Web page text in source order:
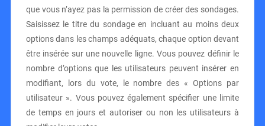
que vous n’ayez pas la permission de créer des sondages.
Saisissez le titre du sondage en incluant au moins deux
options dans les champs adéquats, chaque option devant
être insérée sur une nouvelle ligne. Vous pouvez définir le
nombre d’options que les utilisateurs peuvent insérer en
modifiant, lors du vote, le nombre des « Options par
utilisateur ». Vous pouvez également spécifier une limite
de temps en jours et autoriser ou non les utilisateurs à